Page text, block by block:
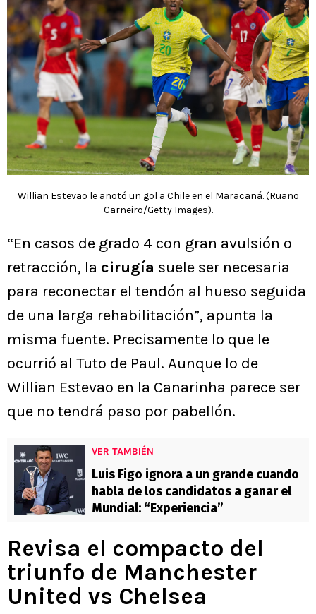
Willian Estevao le anotó un gol a Chile en el Maracaná. (Ruano
Carneiro/Getty Images).
“En casos de grado 4 con gran avulsión o
retracción, la cirugía suele ser necesaria
para reconectar el tendón al hueso seguida
de una larga rehabilitación”, apunta la
misma fuente. Precisamente lo que le
ocurrió al Tuto de Paul. Aunque lo de
Willian Estevao en la Canarinha parece ser
que no tendrá paso por pabellón.
VER TAMBIÉN
Luis Figo ignora a un grande cuando
habla de los candidatos a ganar el
Mundial: “Experiencia”
Revisa el compacto del
triunfo de Manchester
United vs Chelsea